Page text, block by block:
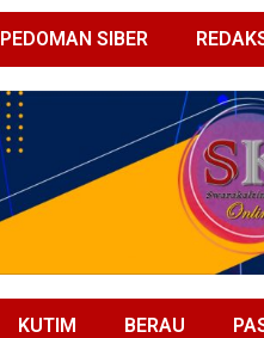
PEDOMAN SIBER
KUTIM BERAU